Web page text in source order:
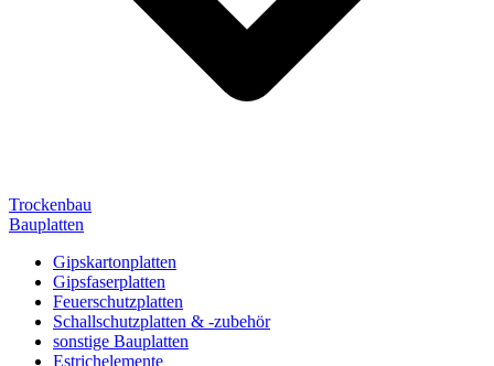
Trockenbau
Bauplatten
Gipskartonplatten
Gipsfaserplatten
Feuerschutzplatten
Schallschutzplatten & -zubehör
sonstige Bauplatten
Estrichelemente